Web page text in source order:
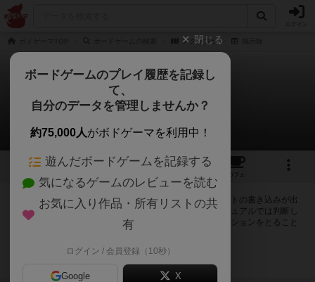
アグリコラ
アグリコラ
1件の掲示板
14 3 43
カフェ
ログインするとアグリコラに関する掲示板の作成やコメントの書き込みが出
来るようになります。ルールの疑問やエラッタ情報、マニュアルでは判断し
辛い曖昧な表記等について会員同士で自由にコミュニケーションをとること
ログイン/無料会員登録
閉じる
ボードゲームのプレイ履歴を記録し
て、
自分のデータを管理しませんか？
約75,000人がボドゲーマを利用中！
遊んだボードゲームを記録する
気になるゲームのレビューを読む
お気に入り作品・所有リストの共
有
ログイン / 会員登録（10秒）
Google X